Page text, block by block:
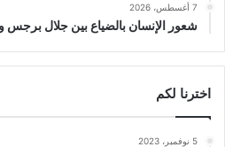
7 أغسطس، 2026
شعور الإنسان بالضياع بين جلال برجس
اخترنا لكم
5 نوفمبر، 2023